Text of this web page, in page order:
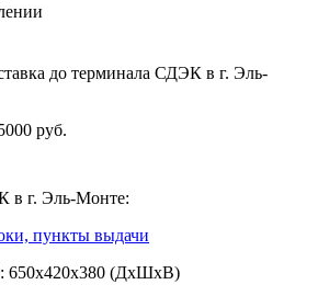
до терминала СДЭК в г. Эль-
руб.
в г. Эль-Монте:
пункты выдачи
650х420х380 (ДхШхВ)